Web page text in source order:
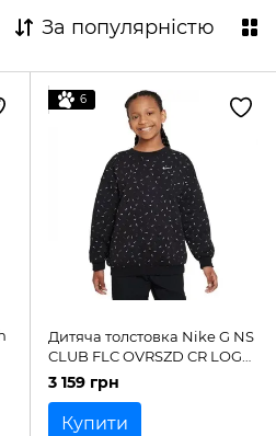
За популярністю
6
Дитяча толстовка Nike G NS
CLUB FLC OVRSZD CR LOGO
| FD2943-010
3 159 грн
Купити